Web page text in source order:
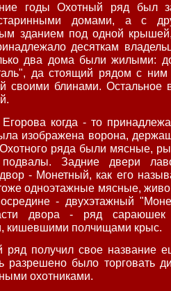
годы Охотный ряд был
домами, а с
зданием под одной
десяткам
два дома были жилыми:
да стоящий рядом с ним
своими блинами. Остальное
Егорова когда - то
изображена ворона,
ряда были мясные,
подвалы. Задние двери
- Монетный, как его
одноэтажные мясные,
- двухэтажный
двора - ряд
кишевшими полчищами крыс.
ряд получил свое название
разрешено было торговать
охотниками.